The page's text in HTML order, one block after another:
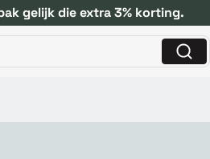
gelijk die extra 3% korting.